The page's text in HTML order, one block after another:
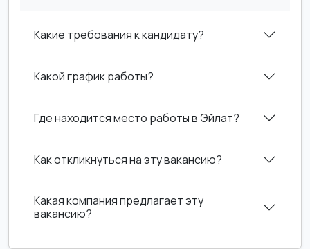
Какие требования к кандидату?
Какой график работы?
Где находится место работы в Эйлат?
Как откликнуться на эту вакансию?
Какая компания предлагает эту
вакансию?